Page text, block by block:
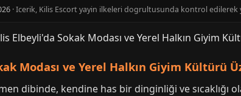
· Icerik, Kilis Escort yayin ilkeleri dogrultusunda kontrol edilerek
Modası ve Yerel Halkın Giyim Kültürü
dibinde, kendine has bir dinginliği ve sıcaklığı